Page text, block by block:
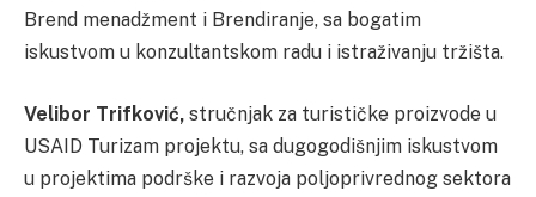
Brend menadžment i Brendiranje, sa bogatim
iskustvom u konzultantskom radu i istraživanju tržišta.
Velibor Trifković, stručnjak za turističke proizvode u
USAID Turizam projektu, sa dugogodišnjim iskustvom
u projektima podrške i razvoja poljoprivrednog sektora